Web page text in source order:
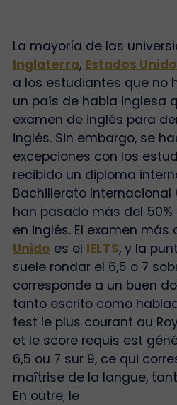
La mayoría de las
Inglaterra, Estados
a los estudiantes que no
un país de habla inglesa
examen de inglés para
inglés. Sin embargo, se
excepciones con los
recibido un diploma
Bachillerato Internacional
han pasado más del
en inglés. El examen más
Unido es el IELTS, y la
suele rondar el 6,5 o 7
corresponde a un buen
tanto escrito como
test le plus courant au
et le score requis est
6,5 ou 7 sur 9, ce qui
maîtrise de la langue, tant
En outre, le